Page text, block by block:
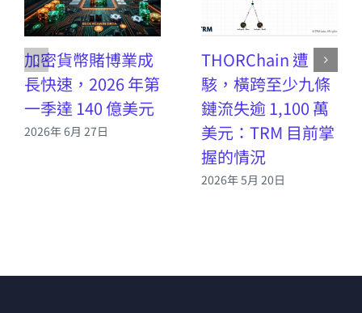
加密貨幣賭博業成
長快速，2026 年第
一季達 140 億美元
2026年 6月 27日
THORChain 遭
駭，橫跨至少九條
鏈流失逾 1,100 萬
美元：TRM 目前掌
握的情況
2026年 5月 20日